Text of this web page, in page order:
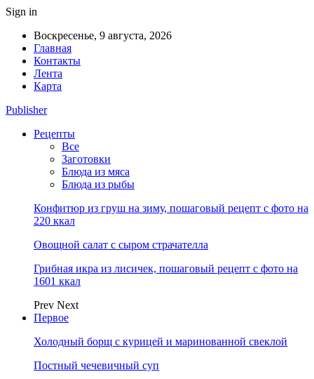
Sign in
Воскресенье, 9 августа, 2026
Главная
Контакты
Лента
Карта
Publisher
Рецепты
Все
Заготовки
Блюда из мяса
Блюда из рыбы
Конфитюр из груш на зиму, пошаговый рецепт с фото на
220 ккал
Овощной салат с сыром страчателла
Грибная икра из лисичек, пошаговый рецепт с фото на
1601 ккал
Prev Next
Первое
Холодный борщ с курицей и маринованной свеклой
Постный чечевичный суп